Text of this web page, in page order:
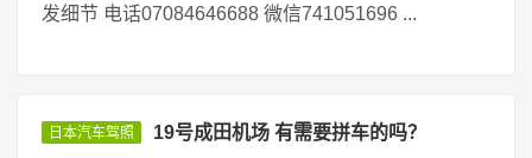
发细节 电话07084646688 微信741051696 ...
日本汽车驾照 19号成田机场 有需要拼车的吗？